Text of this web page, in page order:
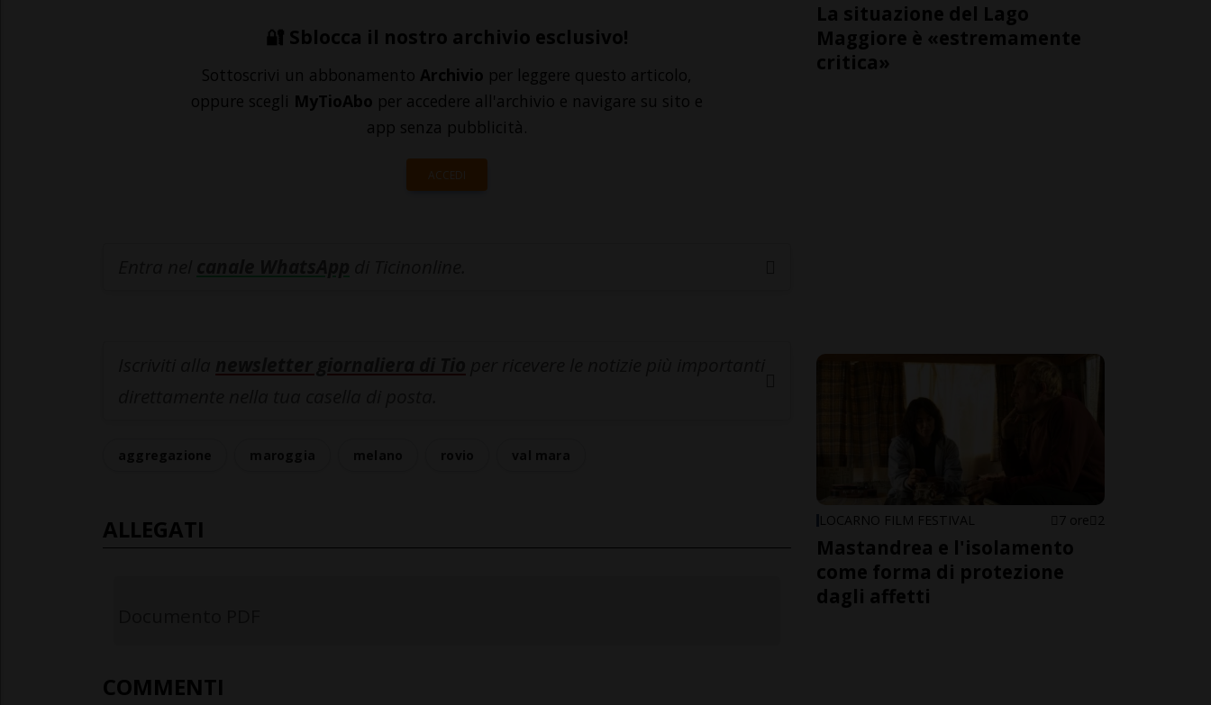
🔐 Sblocca il nostro archivio esclusivo!
Sottoscrivi un abbonamento Archivio per leggere questo articolo,
oppure scegli MyTioAbo per accedere all'archivio e navigare su sito e
app senza pubblicità.
ACCEDI
ALLEGATI
COMMENTI
La situazione del Lago
Maggiore è «estremamente
critica»
LOCARNO FILM FESTIVAL 7 ore 2
Mastandrea e l'isolamento
come forma di protezione
dagli affetti